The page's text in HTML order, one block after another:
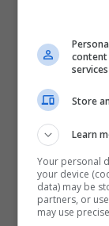
content
Store
Learn
Your personal
your device
data) may be
partners, or
may use